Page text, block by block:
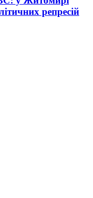
репресій